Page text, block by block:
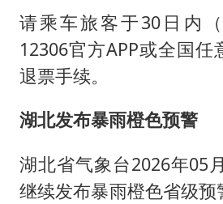
请乘车旅客于30日内
12306官方APP或全国任
退票手续。
湖北发布暴雨橙色预警
湖北省气象台2026年05
继续发布暴雨橙色省级预